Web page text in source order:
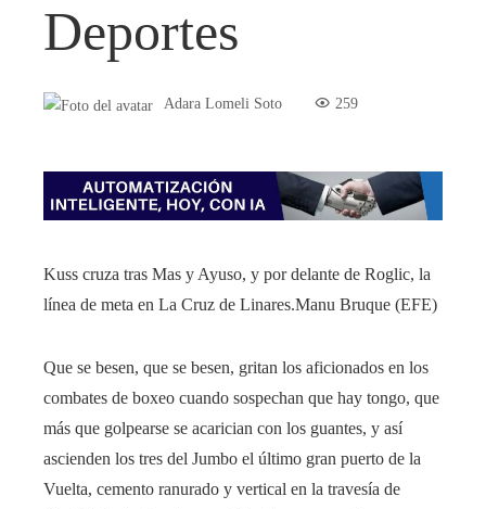
Deportes
Adara Lomeli Soto 259
Kuss cruza tras Mas y Ayuso, y por delante de Roglic, la
línea de meta en La Cruz de Linares.Manu Bruque (EFE)
Que se besen, que se besen, gritan los aficionados en los
combates de boxeo cuando sospechan que hay tongo, que
más que golpearse se acarician con los guantes, y así
ascienden los tres del Jumbo el último gran puerto de la
Vuelta, cemento ranurado y vertical en la travesía de